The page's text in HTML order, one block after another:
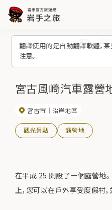
翻譯使用的是自動翻譯軟體，
注意。
首頁
宮古風崎汽車露營
宮古市 沿岸地區
觀光景點 露營地
在平成 25 開設了一個露營地
上，您可以在戶外享受度假村